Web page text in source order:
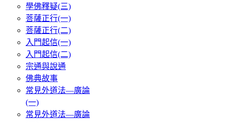
學佛釋疑(三)
菩薩正行(一)
菩薩正行(二)
入門起信(一)
入門起信(二)
宗通與說通
佛典故事
常見外道法—廣論
(一)
常見外道法—廣論